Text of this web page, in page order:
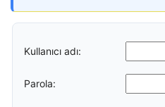
Kullanıcı adı:
Parola: